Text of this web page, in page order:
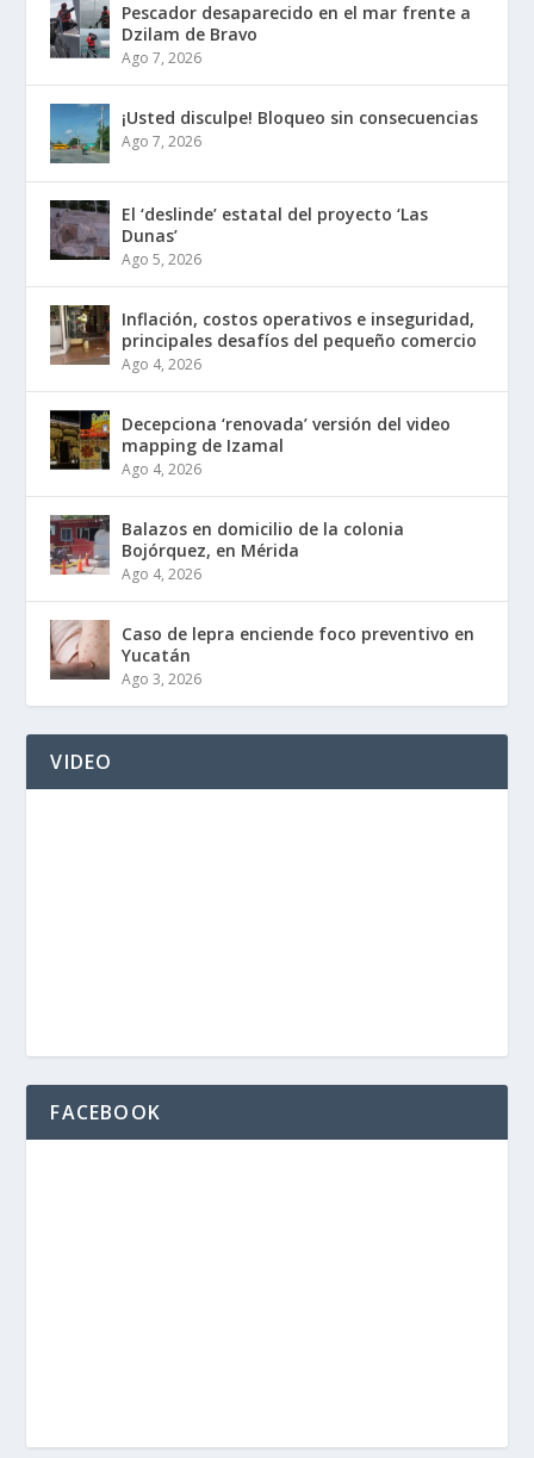
Pescador desaparecido en el mar frente a
Dzilam de Bravo
Ago 7, 2026
¡Usted disculpe! Bloqueo sin consecuencias
Ago 7, 2026
El ‘deslinde’ estatal del proyecto ‘Las
Dunas’
Ago 5, 2026
Inflación, costos operativos e inseguridad,
principales desafíos del pequeño comercio
Ago 4, 2026
Decepciona ‘renovada’ versión del video
mapping de Izamal
Ago 4, 2026
Balazos en domicilio de la colonia
Bojórquez, en Mérida
Ago 4, 2026
Caso de lepra enciende foco preventivo en
Yucatán
Ago 3, 2026
VIDEO
FACEBOOK